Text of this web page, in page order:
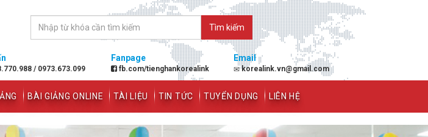
/0973.673.099
Fanpage
fb.com/tienghankorealink
Email
korealink.vn@gmail.com
BÀI GIẢNG ONLINE TÀI LIỆU TIN TỨC TUYỂN DỤNG LIÊN HỆ